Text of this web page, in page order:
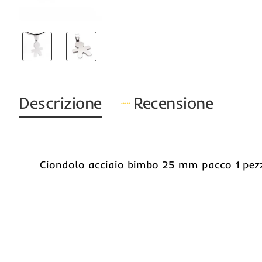
Descrizione Recensione
Ciondolo acciaio bimbo 25 mm pacco 1